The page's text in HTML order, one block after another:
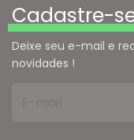
Cadastre-
Deixe seu e-mail e
novidades !